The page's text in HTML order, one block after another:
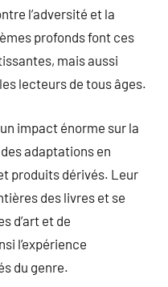
l’adversité et la
profonds font ces
mais aussi
lecteurs de tous âges.
impact énorme sur la
adaptations en
produits dérivés. Leur
des livres et se
d’art et de
l’expérience
du genre.